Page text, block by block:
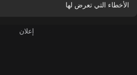
الأخطاء التي تعرض لها